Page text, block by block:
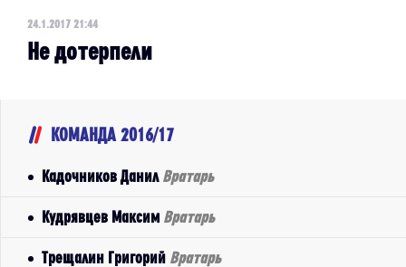
24.1.2017 21:44
Не дотерпели
КОМАНДА 2016/17
Кадочников Данил Вратарь
Кудрявцев Максим Вратарь
Трещалин Григорий Вратарь